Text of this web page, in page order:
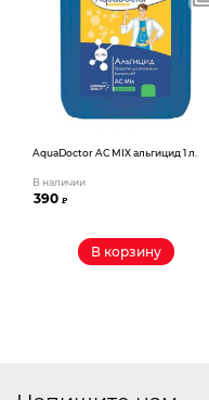
AquaDoctor AС MIX альгицид 1 л.
В наличии
390₽
В корзину